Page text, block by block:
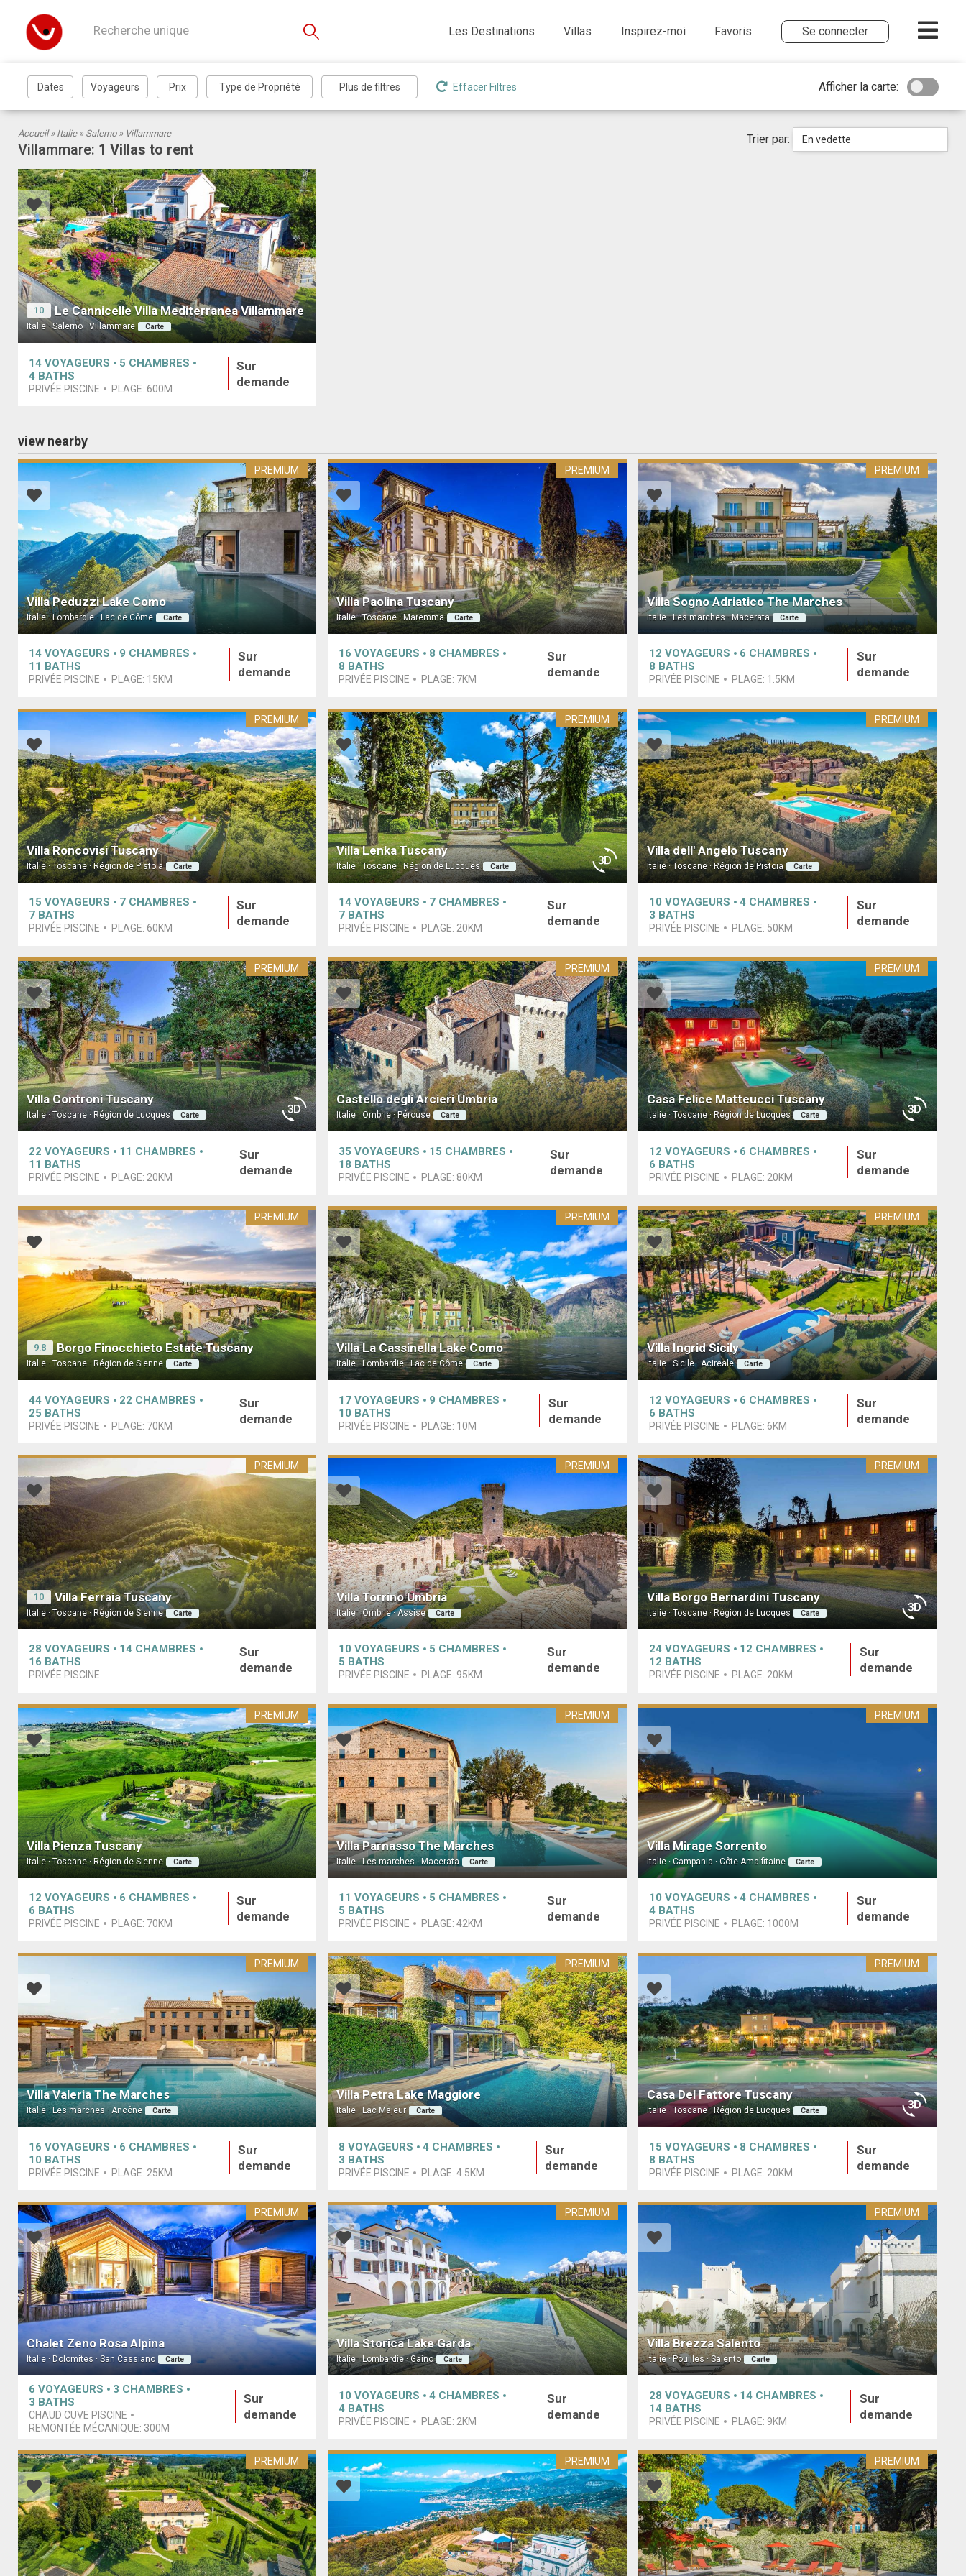
Les Destinations Villas Inspirez-moi Favoris Se connecter
Effacer Filtres Afficher la carte:
Αccueil » Italie» Salerno» Villammare
Villammare: 1 Villas to rent
Trier par: En vedette
10 Le Cannicelle Villa Mediterranea Villammare
Italie · Salerno · Villammare Carte
14 VOYAGEURS 5 CHAMBRES
4 BATHS
PRIVÉE PISCINE PLAGE: 600M
Sur
demande
view nearby
Villa Peduzzi Lake Como
Italie · Lombardie · Lac de Côme Carte
PREMIUM
14 VOYAGEURS 9 CHAMBRES
11 BATHS
PRIVÉE PISCINE PLAGE: 15KM
Sur
demande
Villa Paolina Tuscany
Italie · Toscane · Maremma Carte
PREMIUM
16VOYAGEURS 8 CHAMBRES
8 BATHS
PRIVÉE PISCINE PLAGE: 7KM
Sur
demande
Villa Sogno Adriatico The Marches
Italie · Les marches · Macerata Carte
PREMIUM
12 VOYAGEURS 6 CHAMBRES
8 BATHS
PRIVÉE PISCINE PLAGE: 1.5KM
Sur
demande
Villa Roncovisi Tuscany
Italie · Toscane · Région de Pistoia Carte
PREMIUM
15 VOYAGEURS 7 CHAMBRES
7 BATHS
PRIVÉE PISCINE PLAGE: 60KM
Sur
demande
Villa Lenka Tuscany
Italie · Toscane · Région de Lucques Carte
PREMIUM
14VOYAGEURS 7 CHAMBRES
7 BATHS
PRIVÉE PISCINE PLAGE:20KM
Sur
demande
Villa dell' Angelo Tuscany
Italie · Toscane · Région de Pistoia Carte
PREMIUM
10 VOYAGEURS 4 CHAMBRES
3 BATHS
PRIVÉE PISCINE PLAGE: 50KM
Sur
demande
Villa Controni Tuscany
Italie · Toscane · Région de Lucques Carte
PREMIUM
22 VOYAGEURS 11 CHAMBRES
11 BATHS
PRIVÉE PISCINE PLAGE: 20KM
Sur
demande
Castello degli Arcieri Umbria
Italie · Ombrie · Pérouse Carte
PREMIUM
35VOYAGEURS 15 CHAMBRES
18 BATHS
PRIVÉE PISCINE PLAGE: 80KM
Sur
demande
Casa Felice Matteucci Tuscany
Italie · Toscane · Région de Lucques Carte
PREMIUM
12 VOYAGEURS 6 CHAMBRES
6 BATHS
PRIVÉE PISCINE PLAGE: 20KM
Sur
demande
9.8 Borgo Finocchieto Estate Tuscany
Italie · Toscane · Région de Sienne Carte
PREMIUM
44 VOYAGEURS 22 CHAMBRES
25 BATHS
PRIVÉE PISCINE PLAGE: 70KM
Sur
demande
Villa La Cassinella Lake Como
Italie · Lombardie · Lac de Côme Carte
PREMIUM
17VOYAGEURS 9 CHAMBRES
10 BATHS
PRIVÉE PISCINE PLAGE: 10M
Sur
demande
Villa Ingrid Sicily
Italie · Sicile · Acireale Carte
PREMIUM
12 VOYAGEURS 6 CHAMBRES
6 BATHS
PRIVÉE PISCINE PLAGE: 6KM
Sur
demande
10 Villa Ferraia Tuscany
Italie · Toscane · Région de Sienne Carte
PREMIUM
28 VOYAGEURS 14 CHAMBRES
16 BATHS
PRIVÉE PISCINE
Sur
demande
Villa Torrino Umbria
Italie · Ombrie · Assise Carte
PREMIUM
10VOYAGEURS 5 CHAMBRES
5 BATHS
PRIVÉE PISCINE PLAGE: 95KM
Sur
demande
Villa Borgo Bernardini Tuscany
Italie · Toscane · Région de Lucques Carte
PREMIUM
24 VOYAGEURS 12 CHAMBRES
12 BATHS
PRIVÉE PISCINE PLAGE: 20KM
Sur
demande
Villa Pienza Tuscany
Italie · Toscane · Région de Sienne Carte
PREMIUM
12 VOYAGEURS 6 CHAMBRES
6 BATHS
PRIVÉE PISCINE PLAGE: 70KM
Sur
demande
Villa Parnasso The Marches
Italie · Les marches · Macerata Carte
PREMIUM
11VOYAGEURS 5 CHAMBRES
5 BATHS
PRIVÉE PISCINE PLAGE:42KM
Sur
demande
Villa Mirage Sorrento
Italie · Campania · Côte Amalfitaine Carte
PREMIUM
10 VOYAGEURS 4 CHAMBRES
4 BATHS
PRIVÉE PISCINE PLAGE: 1000M
Sur
demande
Villa Valeria The Marches
Italie · Les marches · Ancône Carte
PREMIUM
16 VOYAGEURS 6 CHAMBRES
10 BATHS
PRIVÉE PISCINE PLAGE: 25KM
Sur
demande
Villa Petra Lake Maggiore
Italie · Lac Majeur Carte
PREMIUM
8VOYAGEURS 4 CHAMBRES
3 BATHS
PRIVÉE PISCINE PLAGE:4.5KM
Sur
demande
Casa Del Fattore Tuscany
Italie · Toscane · Région de Lucques Carte
PREMIUM
15 VOYAGEURS 8 CHAMBRES
8 BATHS
PRIVÉE PISCINE PLAGE: 20KM
Sur
demande
Chalet Zeno Rosa Alpina
Italie · Dolomites · San Cassiano Carte
PREMIUM
6 VOYAGEURS 3 CHAMBRES
3 BATHS
CHAUD CUVE PISCINE
REMONTÉE MÉCANIQUE: 300M
Sur
demande
Villa Storica Lake Garda
Italie · Lombardie · Gaino Carte
PREMIUM
10VOYAGEURS 4 CHAMBRES
4 BATHS
PRIVÉE PISCINE PLAGE: 2KM
Sur
demande
Villa Brezza Salento
Italie · Pouilles · Salento Carte
PREMIUM
28 VOYAGEURS 14 CHAMBRES
14 BATHS
PRIVÉE PISCINE PLAGE: 9KM
Sur
demande
PREMIUM PREMIUM PREMIUM